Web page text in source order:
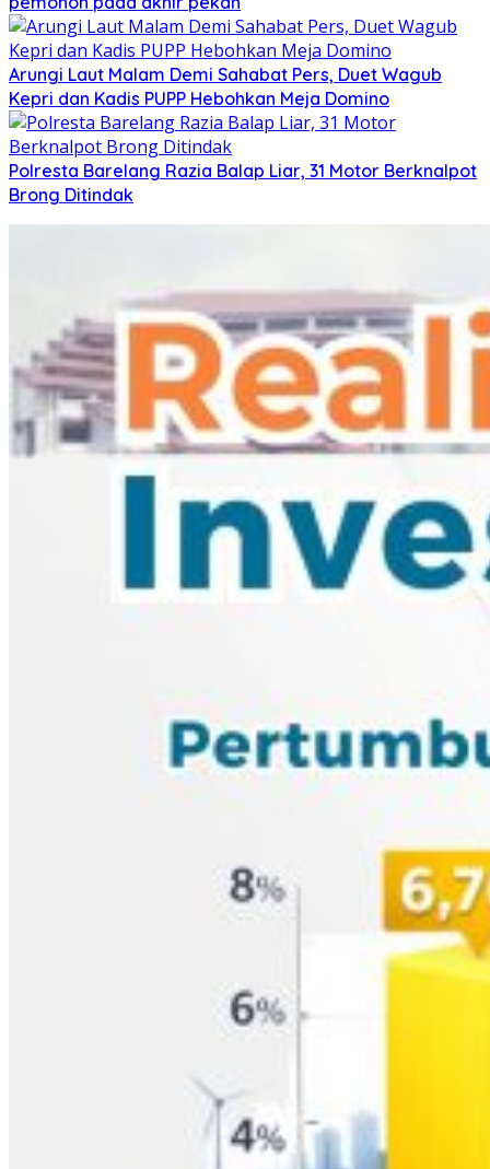
Arungi Laut Malam Demi Sahabat Pers, Duet Wagub
Kepri dan Kadis PUPP Hebohkan Meja Domino
Polresta Barelang Razia Balap Liar, 31 Motor Berknalpot
Brong Ditindak